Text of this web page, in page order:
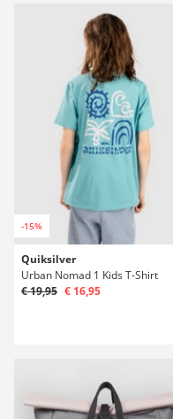
-15%
Quiksilver
Urban Nomad 1 Kids T-Shirt
€ 19,95 € 16,95